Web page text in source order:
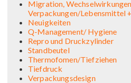
Migration, Wechselwirkungen
Verpackungen/Lebensmittel
Neuigkeiten
Q-Management/ Hygiene
Repro und Druckzylinder
Standbeutel
Thermofomen/Tiefziehen
Tiefdruck
Verpackungsdesign